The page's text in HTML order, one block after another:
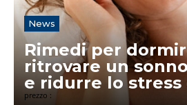
News
Rimedi per
ritrovare un
e ridurre lo
prezzo :